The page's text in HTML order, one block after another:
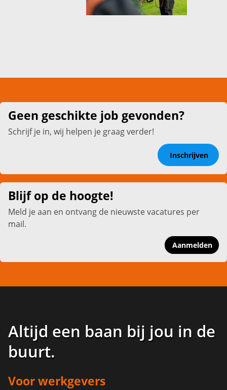
Geen geschikte job gevonden?
Schrijf je in, wij helpen je graag verder!
Inschrijven
Blijf op de hoogte!
Meld je aan en ontvang de nieuwste vacatures per
mail.
Aanmelden
Altijd een baan bij jou in de
buurt.
Voor werkgevers